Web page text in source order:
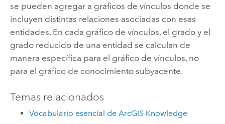
se pueden agregar a gráficos de vínculos donde se
incluyen distintas relaciones asociadas con esas
entidades. En cada gráfico de vínculos, el grado y el
grado reducido de una entidad se calculan de
manera específica para el gráfico de vínculos, no
para el gráfico de conocimiento subyacente.
Temas relacionados
Vocabulario esencial de ArcGIS Knowledge